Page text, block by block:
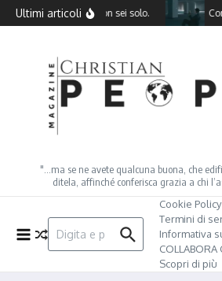
Salta al contenuto
Ultimi articoli
la depressione, non sei solo.
"…ma se ne avete qualcuna buona, che
ditela, affinché conferisca grazia a chi
Cerca:
Cookie Policy
Termini di
Informativa
COLLABORA
Scopri di più